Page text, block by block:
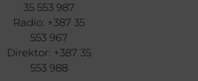
35 553 987
Radio: +387 35
553 967
Direktor: +387 35
553 988